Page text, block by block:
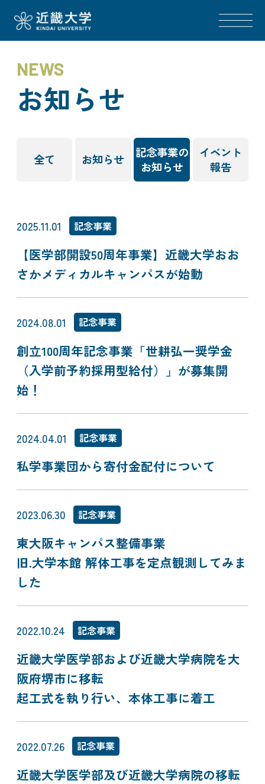
NEWS
お知らせ
全て お知らせ
記念事業の
お知らせ
イベント
報告
2025.11.01 記念事業
【医学部開設50周年事業】近畿大学おお
さかメディカルキャンパスが始動
2024.08.01 記念事業
創立100周年記念事業「世耕弘一奨学金
（入学前予約採用型給付）」が募集開
始！
2024.04.01 記念事業
私学事業団から寄付金配付について
2023.06.30 記念事業
東大阪キャンパス整備事業
旧.大学本館 解体工事を定点観測してみま
した
2022.10.24 記念事業
近畿大学医学部および近畿大学病院を大
阪府堺市に移転
起工式を執り行い、本体工事に着工
2022.07.26 記念事業
近畿大学医学部及び近畿大学病院の移転